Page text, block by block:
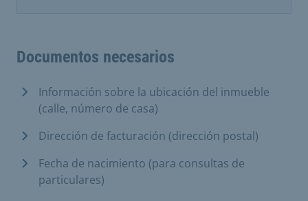
Documentos necesarios
Información sobre la ubicación del inmueble
(calle, número de casa)
Dirección de facturación (dirección postal)
Fecha de nacimiento (para consultas de
particulares)